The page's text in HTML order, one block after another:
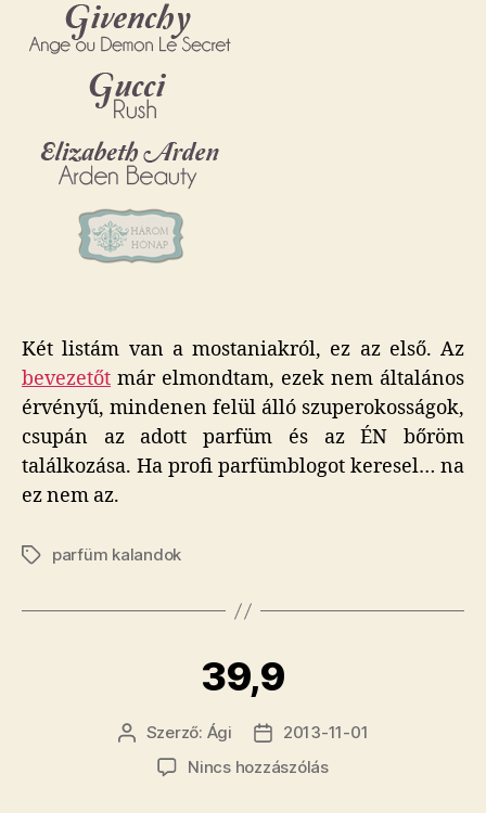
Két listám van a mostaniakról, ez az első. Az
bevezetőt már elmondtam, ezek nem általános
érvényű, mindenen felül álló szuperokosságok,
csupán az adott parfüm és az ÉN bőröm
találkozása. Ha profi parfümblogot keresel… na
ez nem az.
Címkékparfüm kalandok
39,9
Bejegyzés
szerzője
Szerző: Ági
Bejegyzés
dátuma
2013-11-01
Nincs hozzászólása(z)